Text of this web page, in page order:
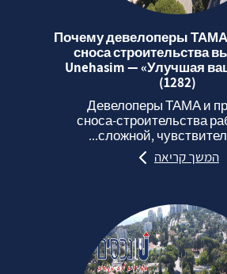
Почему девелоперы ТАМА
сноса строительства
Unehasim — «Улучшая
(1282)
Девелоперы ТАМА и
сноса‑строительства
сложной,
המשך קריאה